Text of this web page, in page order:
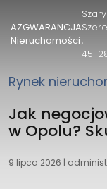
AZGWARANCJA
Nieruchomości
45-
45-
Rynek
Jak
w Opolu?
9 lipca 2026 |